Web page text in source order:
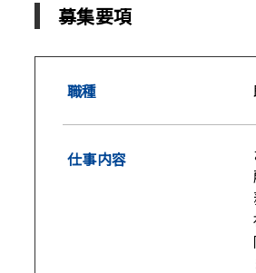
募集要項
職種
仕事内容